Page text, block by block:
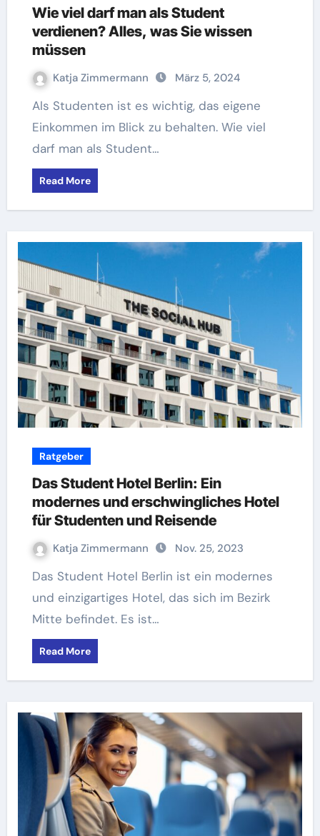
Wie viel darf man als Student
verdienen? Alles, was Sie wissen
müssen
Katja Zimmermann März 5, 2024
Als Studenten ist es wichtig, das eigene
Einkommen im Blick zu behalten. Wie viel
darf man als Student…
Read More
Ratgeber
Das Student Hotel Berlin: Ein
modernes und erschwingliches Hotel
für Studenten und Reisende
Katja Zimmermann Nov. 25, 2023
Das Student Hotel Berlin ist ein modernes
und einzigartiges Hotel, das sich im Bezirk
Mitte befindet. Es ist…
Read More